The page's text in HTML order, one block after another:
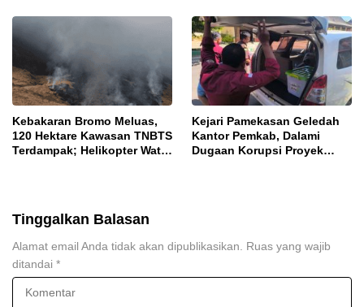
Kebakaran Bromo Meluas,
120 Hektare Kawasan TNBTS
Terdampak; Helikopter Water
Kejari Pamekasan Geledah
Kantor Pemkab, Dalami
Dugaan Korupsi Proyek
Tinggalkan Balasan
Alamat email Anda tidak akan dipublikasikan.
Ruas yang wajib
ditandai *